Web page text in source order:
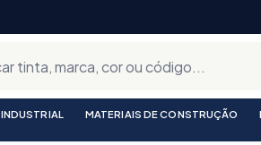
INDUSTRIAL MATERIAIS DE CONSTRUÇÃO